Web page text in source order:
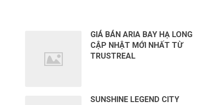
GIÁ BÁN ARIA BAY HẠ LONG
CẬP NHẬT MỚI NHẤT TỪ
TRUSTREAL
SUNSHINE LEGEND CITY